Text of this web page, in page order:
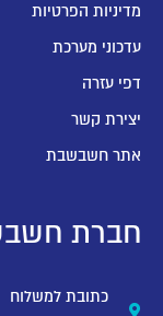
מדיניות הפרטיות
עדכוני מערכת
דפי עזרה
יצירת קשר
אתר חשבשבת
חברת
כתובת למשלוח